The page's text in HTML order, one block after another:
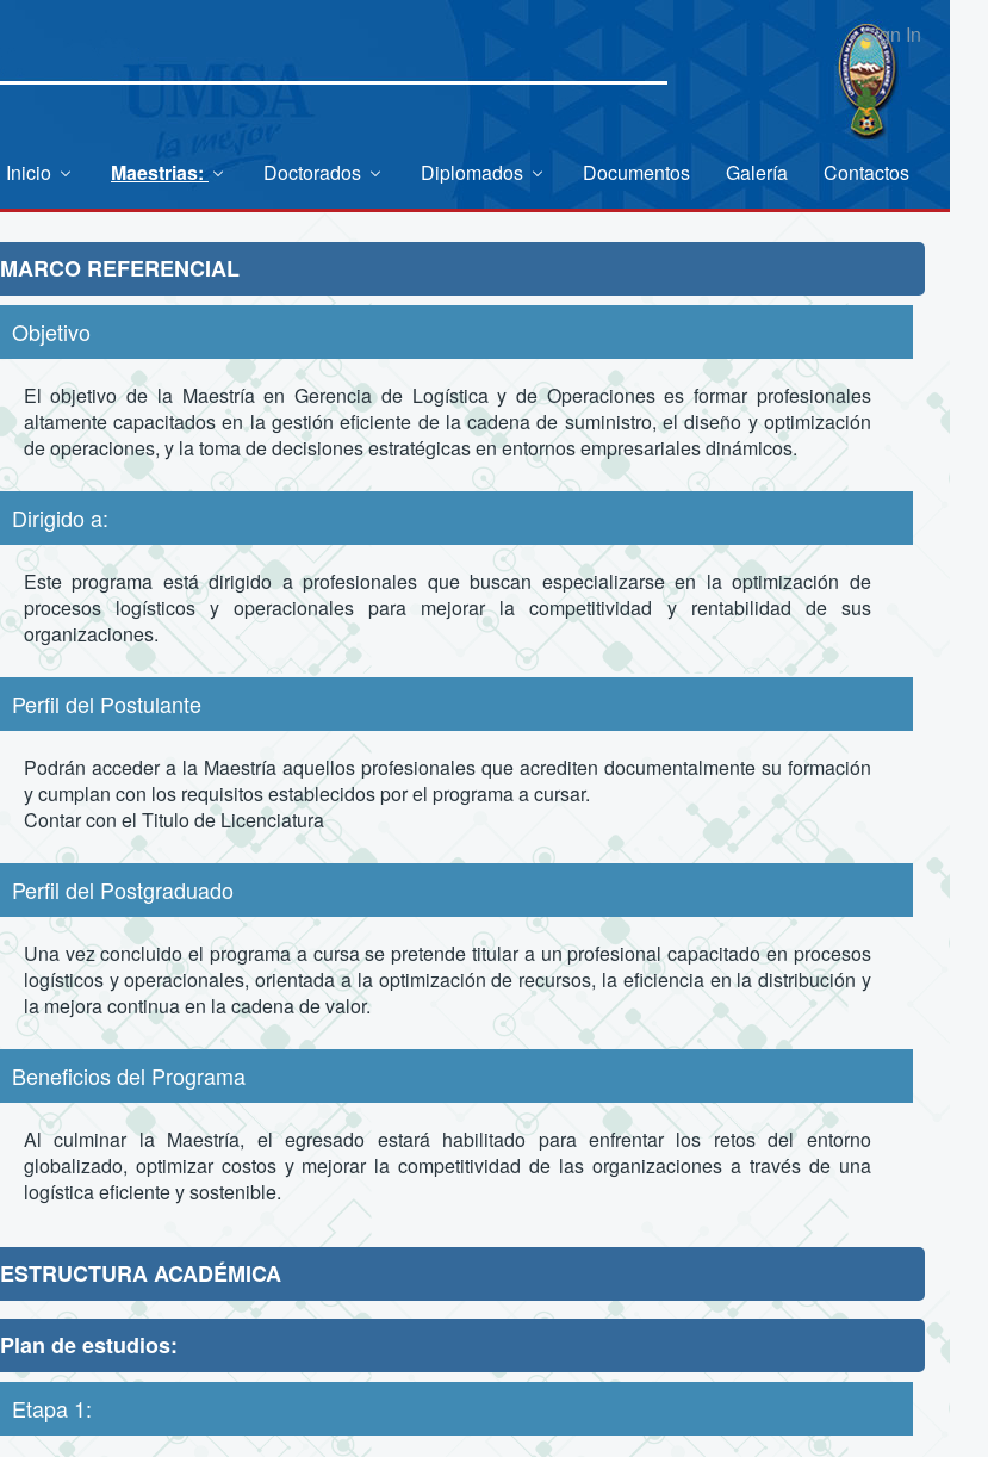
Sign In
Inicio Maestrias: Doctorados Diplomados Documentos Galería Contactos
MARCO REFERENCIAL
Objetivo
El objetivo de la Maestría en Gerencia de Logística y de Operaciones es formar profesionales
altamente capacitados en la gestión eficiente de la cadena de suministro, el diseño y optimización
de operaciones, y la toma de decisiones estratégicas en entornos empresariales dinámicos.
Dirigido a:
Este programa está dirigido a profesionales que buscan especializarse en la optimización de
procesos logísticos y operacionales para mejorar la competitividad y rentabilidad de sus
organizaciones.
Perfil del Postulante
Podrán acceder a la Maestría aquellos profesionales que acrediten documentalmente su formación
y cumplan con los requisitos establecidos por el programa a cursar.
Contar con el Titulo de Licenciatura
Perfil del Postgraduado
Una vez concluido el programa a cursa se pretende titular a un profesional capacitado en procesos
logísticos y operacionales, orientada a la optimización de recursos, la eficiencia en la distribución y
la mejora continua en la cadena de valor.
Beneficios del Programa
Al culminar la Maestría, el egresado estará habilitado para enfrentar los retos del entorno
globalizado, optimizar costos y mejorar la competitividad de las organizaciones a través de una
logística eficiente y sostenible.
ESTRUCTURA ACADÉMICA
Plan de estudios:
Etapa 1: